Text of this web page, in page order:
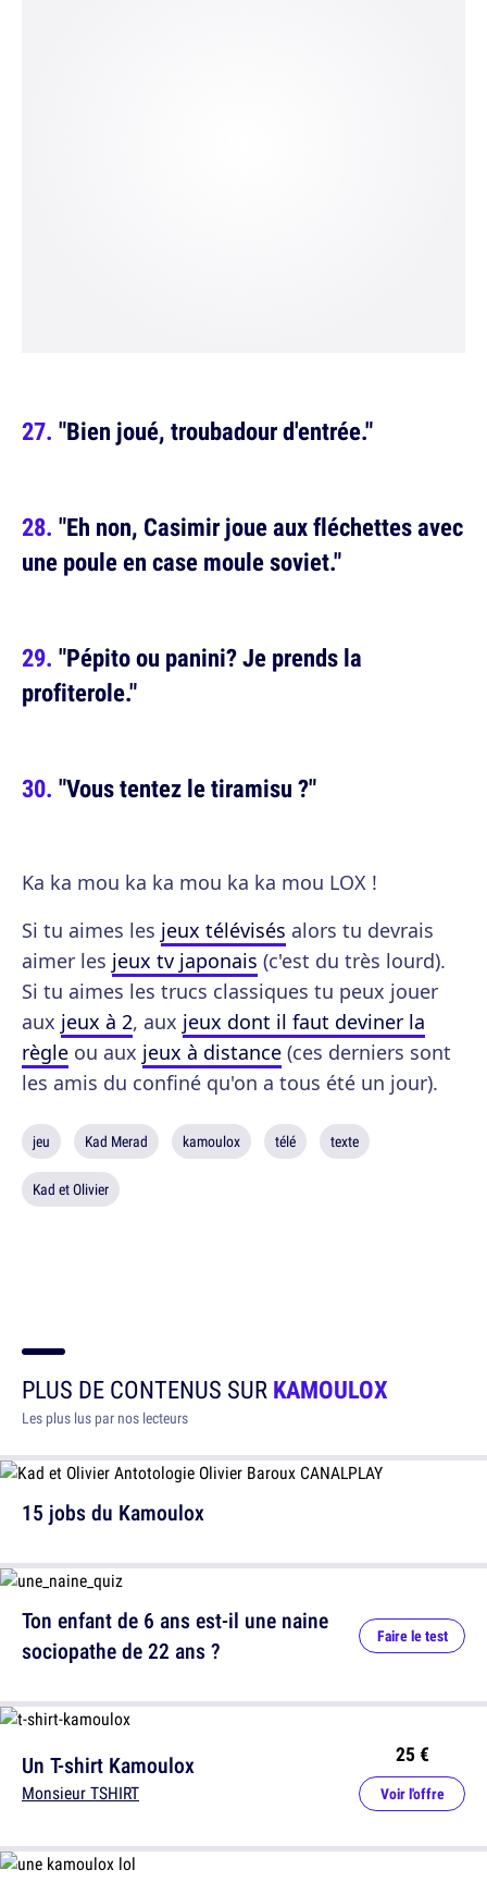
"Bien joué, troubadour d'entrée."
"Eh non, Casimir joue aux fléchettes avec
une poule en case moule soviet."
"Pépito ou panini? Je prends la
profiterole."
"Vous tentez le tiramisu ?"
Ka ka mou ka ka mou ka ka mou LOX !
Si tu aimes les jeux télévisés alors tu devrais
aimer les jeux tv japonais (c'est du très lourd).
Si tu aimes les trucs classiques tu peux jouer
aux jeux à 2, aux jeux dont il faut deviner la
règle ou aux jeux à distance (ces derniers sont
les amis du confiné qu'on a tous été un jour).
jeu Kad Merad kamoulox télé texte
Kad et Olivier
PLUS DE CONTENUS SURKAMOULOX
Les plus lus par nos lecteurs
Ton enfant de 6 ans est-il une naine
sociopathe de 22 ans ?
Faire le test
15 jobs du Kamoulox
Un T-shirt Kamoulox
Monsieur TSHIRT
25 €
Voir l'offre